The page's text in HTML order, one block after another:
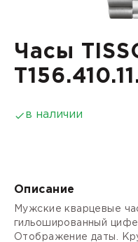
Часы
в наличии
Описание
Мужские кварцевые
гильошированный
Отображение даты.